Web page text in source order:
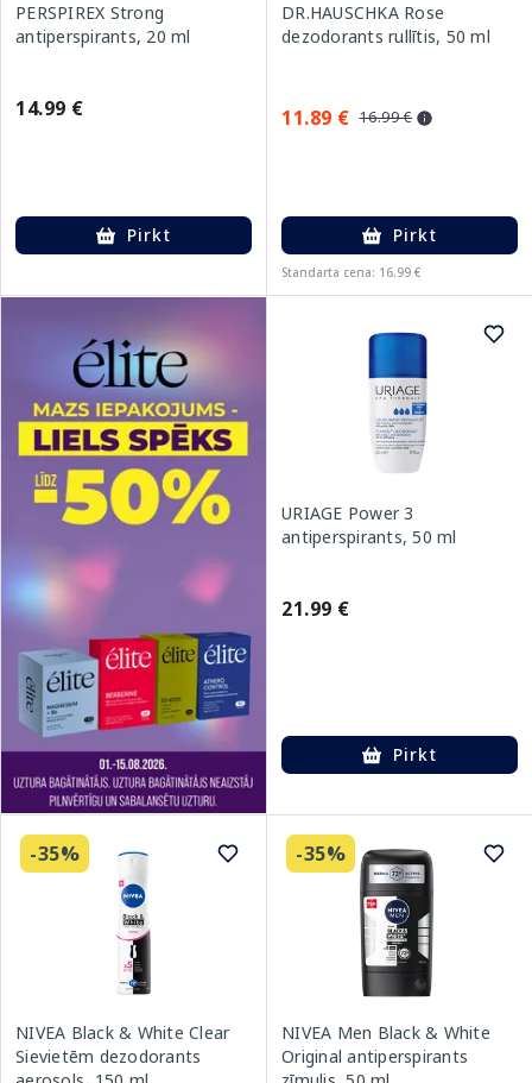
PERSPIREX Strong
antiperspirants, 20 ml
14.99 €
Pirkt
DR.HAUSCHKA Rose
dezodorants rullītis, 50 ml
11.89 € 16.99 €
Pirkt
Standarta cena: 16.99 €
URIAGE Power 3
antiperspirants, 50 ml
21.99 €
Pirkt
-35%
NIVEA Black & White Clear
Sievietēm dezodorants
-35%
NIVEA Men Black & White
Original antiperspirants